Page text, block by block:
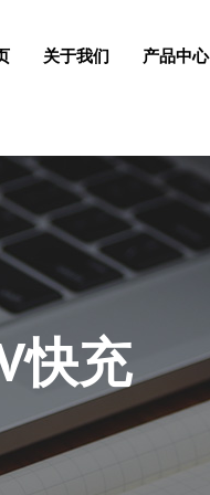
关于我们 产品中心
快充